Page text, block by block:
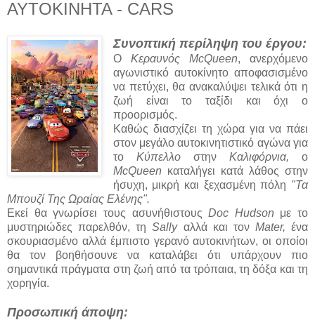
ΑΥΤΟΚΙΝΗΤΑ - CARS
Συνοπτική περίληψη του έργου:
Ο Κεραυνός McQueen, ανερχόμενο
αγωνιστικό αυτοκίνητο αποφασισμένο
να πετύχει, θα ανακαλύψει τελικά ότι η
ζωή είναι το ταξίδι και όχι ο
προορισμός.
Καθώς διασχίζει τη χώρα για να πάει
στον μεγάλο αυτοκινητιστικό αγώνα για
το Κύπελλο στην Καλιφόρνια, ο
McQueen καταλήγει κατά λάθος στην
ήσυχη, μικρή και ξεχασμένη πόλη "Τα
Μπουζί Της Ωραίας Ελένης".
Εκεί θα γνωρίσει τους ασυνήθιστουςDoc Hudson με το
μυστηριώδες παρελθόν, τηSallyαλλά και τον Mater, ένα
σκουριασμένο αλλά έμπιστο γερανό αυτοκινήτων, οι οποίοι
θα τον βοηθήσουνε να καταλάβει ότι υπάρχουν πιο
σημαντικά πράγματα στη ζωή από τα τρόπαια, τη δόξα και τη
χορηγία.
Προσωπική άποψη: